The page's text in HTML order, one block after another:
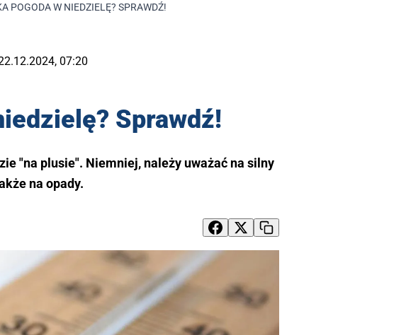
POGODA W NIEDZIELĘ? SPRAWDŹ!
07:20
Sprawdź!
"na plusie". Niemniej, należy uważać na silny
na opady.